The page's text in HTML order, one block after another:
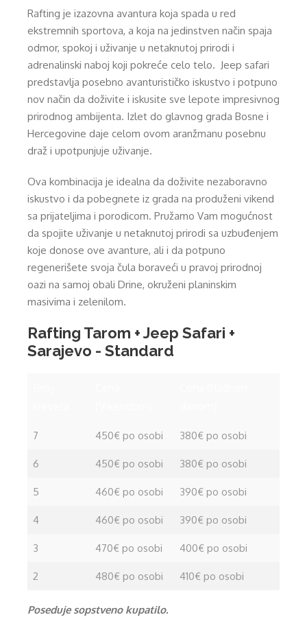
Rafting je izazovna avantura koja spada u red
ekstremnih sportova, a koja na jedinstven način spaja
odmor, spokoj i uživanje u netaknutoj prirodi i
adrenalinski naboj koji pokreće celo telo. Jeep safari
predstavlja posebno avanturističko iskustvo i potpuno
nov način da doživite i iskusite sve lepote impresivnog
prirodnog ambijenta. Izlet do glavnog grada Bosne i
Hercegovine daje celom ovom aranžmanu posebnu
draž i upotpunjuje uživanje.
Ova kombinacija je idealna da doživite nezaboravno
iskustvo i da pobegnete iz grada na produženi vikend
sa prijateljima i porodicom. Pružamo Vam mogućnost
da spojite uživanje u netaknutoj prirodi sa uzbuđenjem
koje donose ove avanture, ali i da potpuno
regenerišete svoja čula boraveći u pravoj prirodnoj
oazi na samoj obali Drine, okruženi planinskim
masivima i zelenilom.
Rafting Tarom + Jeep Safari +
Sarajevo - Standard
7 450€ po osobi 380€ po osobi
6 450€ po osobi 380€ po osobi
5 460€ po osobi 390€ po osobi
4 460€ po osobi 390€ po osobi
3 470€ po osobi 400€ po osobi
2 480€ po osobi 410€ po osobi
Poseduje sopstveno kupatilo.